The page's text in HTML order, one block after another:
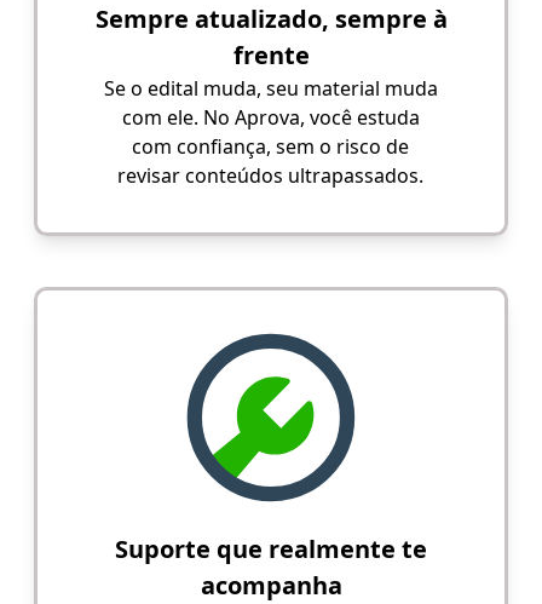
Sempre atualizado, sempre à
frente
Se o edital muda, seu material muda
com ele. No Aprova, você estuda
com confiança, sem o risco de
revisar conteúdos ultrapassados.
Suporte que realmente te
acompanha